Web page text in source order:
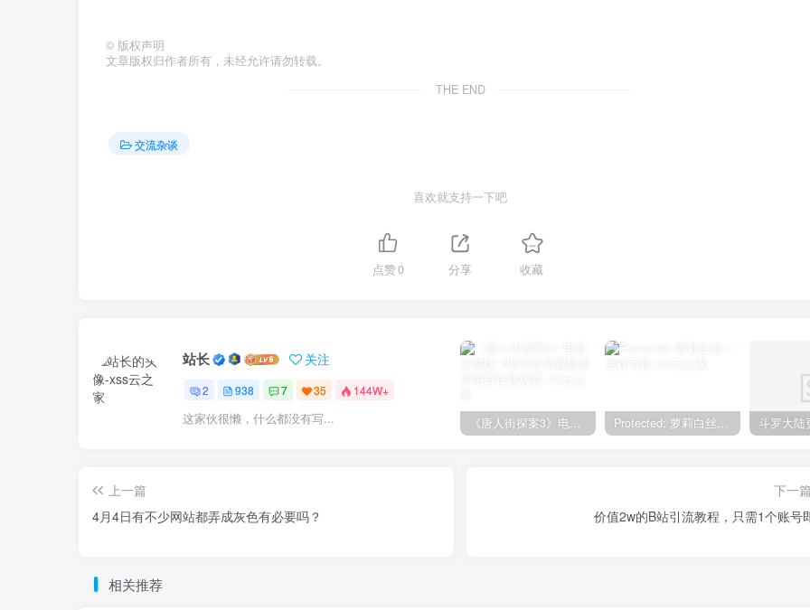
© 版权声明
文章版权归作者所有，未经允许请勿转载。
THE END
交流杂谈
喜欢就支持一下吧
点赞0 分享 收藏
站长 关注
2 938 7 35 144W+
这家伙很懒，什么都没有写...
上一篇
4月4日有不少网站都弄成灰色有必要吗？
下一
价值2w的B站引流教程，只需1个账号
相关推荐